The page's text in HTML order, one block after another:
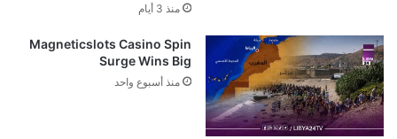
منذ 3 أيام
Magneticslots Casino Spin
Surge Wins Big
منذ أسبوع واحد